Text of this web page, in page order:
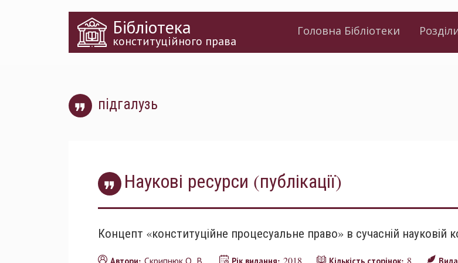
Бібліотека
конституційного права
Головна Бібліотеки
підгалузь
Наукові ресурси (публікації)
Концепт «конституційне процесуальне право» в сучасній науковій
Скрипнюк О. В. 2018 8